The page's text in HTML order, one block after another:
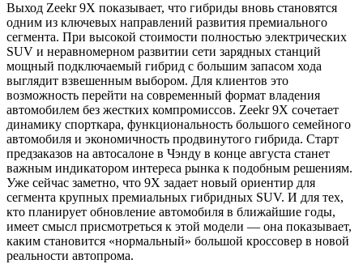
Выход Zeekr 9X показывает, что гибриды вновь становятся
одним из ключевых направлений развития премиального
сегмента. При высокой стоимости полностью электрических
SUV и неравномерном развитии сети зарядных станций
мощный подключаемый гибрид с большим запасом хода
выглядит взвешенным выбором. Для клиентов это
возможность перейти на современный формат владения
автомобилем без жестких компромиссов. Zeekr 9X сочетает
динамику спорткара, функциональность большого семейного
автомобиля и экономичность продвинутого гибрида. Старт
предзаказов на автосалоне в Чэнду в конце августа станет
важным индикатором интереса рынка к подобным решениям.
Уже сейчас заметно, что 9X задает новый ориентир для
сегмента крупных премиальных гибридных SUV. И для тех,
кто планирует обновление автомобиля в ближайшие годы,
имеет смысл присмотреться к этой модели — она показывает,
каким становится «нормальный» большой кроссовер в новой
реальности автопрома.